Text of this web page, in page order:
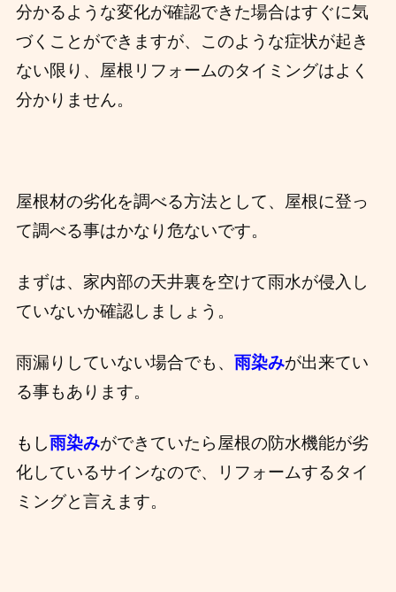
分かるような変化が確認できた場合はすぐに気
づくことができますが、
このような症状が起き
ない限り、屋根リフォームのタイミングはよく
分かりません。
屋根材の劣化を調べる方法として、屋根に登っ
て調べる事はかなり危ないです。
まずは、家内部の天井裏を空けて雨水が侵入し
ていないか確認しましょう。
雨漏りしていない場合でも、 雨染みが出来てい
る事もあります。
もし雨染みができていたら屋根の防水機能が劣
化しているサインなので、リフォームするタイ
ミングと言えます。